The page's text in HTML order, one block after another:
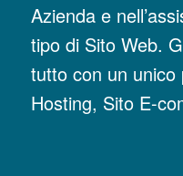
Azienda e
tipo di Sito Web.
tutto con un unico
Hosting, Sito E-